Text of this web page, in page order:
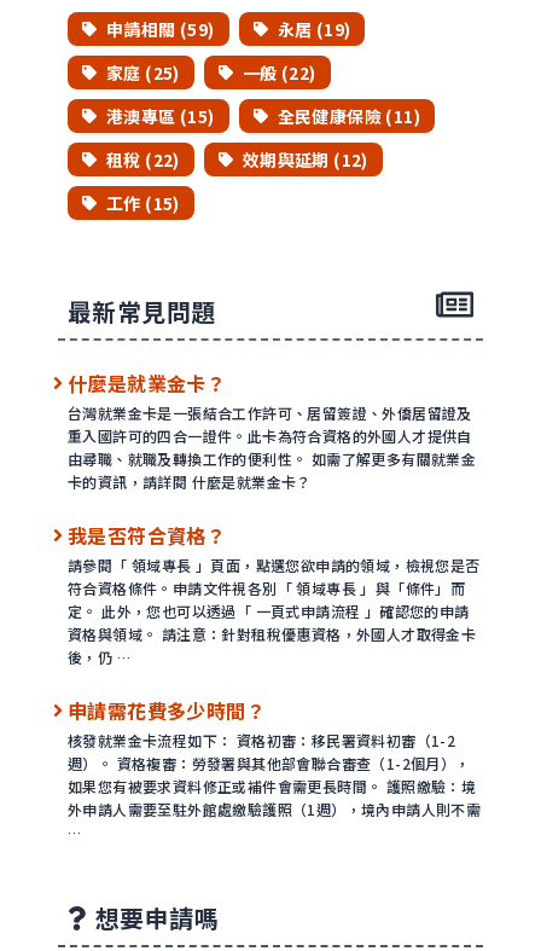
申請相關 (59)
永居 (19)
家庭 (25)
一般 (22)
港澳專區 (15)
全民健康保險 (11)
租稅 (22)
效期與延期 (12)
工作 (15)
最新常見問題
什麼是就業金卡？
台灣就業金卡是一張結合工作許可、居留簽證、外僑居留證及
重入國許可的四合一證件。此卡為符合資格的外國人才提供自
由尋職、就職及轉換工作的便利性。 如需了解更多有關就業金
卡的資訊，請詳閱 什麼是就業金卡？
我是否符合資格？
請參閱「 領域專長 」頁面，點選您欲申請的領域，檢視您是否
符合資格條件。申請文件視各別「 領域專長 」與「條件」而
定。 此外，您也可以透過「 一頁式申請流程 」確認您的申請
資格與領域。 請注意：針對租稅優惠資格，外國人才取得金卡
後，仍 …
申請需花費多少時間？
核發就業金卡流程如下： 資格初審：移民署資料初審（1-2
週）。 資格複審：勞發署與其他部會聯合審查（1-2個月），
如果您有被要求資料修正或補件會需更長時間。 護照繳驗：境
外申請人需要至駐外館處繳驗護照（1週），境內申請人則不需
…
想要申請嗎